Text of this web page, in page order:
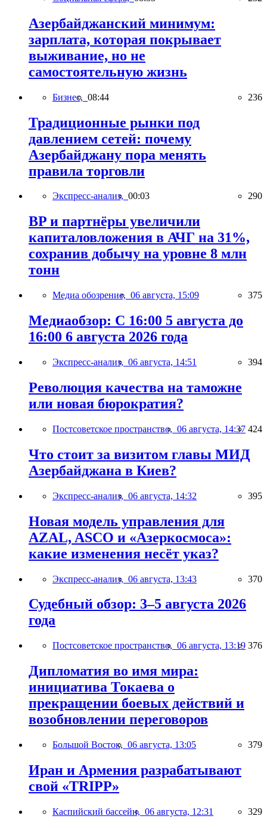
Азербайджанский минимум:
зарплата, которая покрывает
выживание, но не
самостоятельную жизнь
Бизнес, 08:44 236
Традиционные рынки под
давлением сетей: почему
Азербайджану пора менять
правила торговли
Экспресс-анализ, 00:03 290
BP и партнёры увеличили
капиталовложения в АЧГ на 31%,
сохранив добычу на уровне 8 млн
тонн
Медиа обозрение, 06 августа, 15:09 375
Медиаобзор: С 16:00 5 августа до
16:00 6 августа 2026 года
Экспресс-анализ, 06 августа, 14:51 394
Революция качества на таможне
или новая бюрократия?
Постсоветское пространство, 06 августа, 14:37 424
Что стоит за визитом главы МИД
Азербайджана в Киев?
Экспресс-анализ, 06 августа, 14:32 395
Новая модель управления для
AZAL, ASCO и «Азеркосмоса»:
какие изменения несёт указ?
Экспресс-анализ, 06 августа, 13:43 370
Судебный обзор: 3–5 августа 2026
года
Постсоветское пространство, 06 августа, 13:19 376
Дипломатия во имя мира:
инициатива Токаева о
прекращении боевых действий и
возобновлении переговоров
Большой Восток, 06 августа, 13:05 379
Иран и Армения разрабатывают
свой «TRIPP»
Каспийский бассейн, 06 августа, 12:31 329